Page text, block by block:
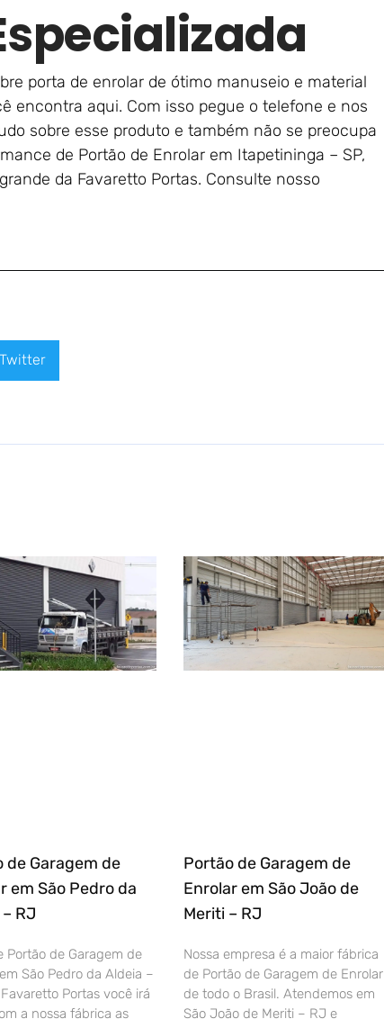
porta de enrolar de ótimo manuseio e material
encontra aqui. Com isso pegue o telefone e nos
sobre esse produto e também não se preocupa
de Portão de Enrolar em Itapetininga – SP,
da Favaretto Portas. Consulte nosso
Twitter
de Garagem de
em São Pedro da
RJ
Portão de Garagem de
São Pedro da Aldeia –
Portas você irá
a nossa fábrica as
Portão de Garagem de
Enrolar em São João de
Meriti – RJ
Nossa empresa é a maior fábrica
de Portão de Garagem de Enrolar
de todo o Brasil. Atendemos em
São João de Meriti – RJ e